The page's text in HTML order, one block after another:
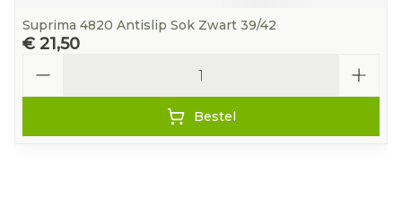
Suprima 4820 Antislip Sok Zwart 39/42
€ 21,50
Bestel